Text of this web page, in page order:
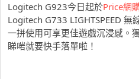
Logitech G923今日起於Price網
Logitech G733 LIGHTSPEED 無
一拼使用可享更佳遊戲沉浸感。
睇啱就要快手落單啦！